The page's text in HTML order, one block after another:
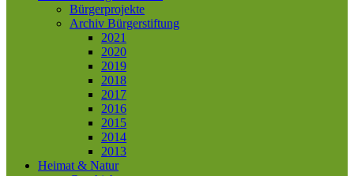
Bürgerprojekte
Archiv Bürgerstiftung
2021
2020
2019
2018
2017
2016
2015
2014
2013
Heimat & Natur